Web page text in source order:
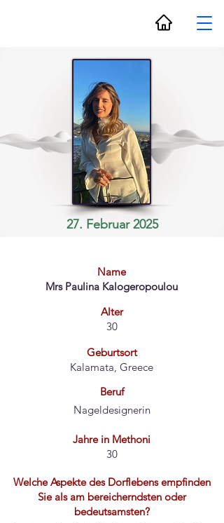
27. Februar 2025
Name
Mrs Paulina Kalogeropoulou
Alter
30
Geburtsort
Kalamata, Greece
Beruf
Nageldesignerin
Jahre in Methoni
30
Welche Aspekte des Dorflebens empfinden
Sie als am bereicherndsten oder
bedeutsamsten?